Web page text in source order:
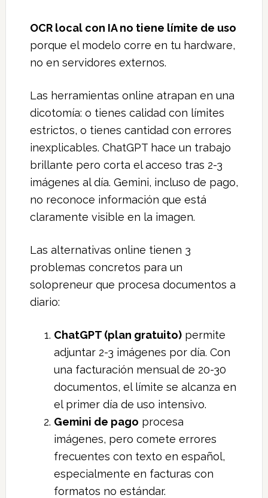
OCR local con IA no tiene límite de uso
porque el modelo corre en tu hardware,
no en servidores externos.
Las herramientas online atrapan en una
dicotomía: o tienes calidad con límites
estrictos, o tienes cantidad con errores
inexplicables. ChatGPT hace un trabajo
brillante pero corta el acceso tras 2-3
imágenes al día. Gemini, incluso de pago,
no reconoce información que está
claramente visible en la imagen.
Las alternativas online tienen 3
problemas concretos para un
solopreneur que procesa documentos a
diario:
ChatGPT (plan gratuito)permite
adjuntar 2-3 imágenes por día. Con
una facturación mensual de 20-30
documentos, el límite se alcanza en
el primer día de uso intensivo.
Gemini de pago procesa
imágenes, pero comete errores
frecuentes con texto en español,
especialmente en facturas con
formatos no estándar.